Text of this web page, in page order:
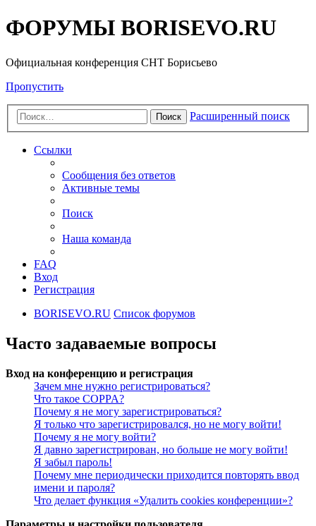
ФОРУМЫ BORISEVO.RU
Официальная конференция СНТ Борисьево
Пропустить
Поиск Расширенный поиск
Ссылки
Сообщения без ответов
Активные темы
Поиск
Наша команда
FAQ
Вход
Регистрация
BORISEVO.RU Список форумов
Часто задаваемые вопросы
Вход на конференцию и регистрация
Зачем мне нужно регистрироваться?
Что такое COPPA?
Почему я не могу зарегистрироваться?
Я только что зарегистрировался, но не могу войти!
Почему я не могу войти?
Я давно зарегистрирован, но больше не могу войти!
Я забыл пароль!
Почему мне периодически приходится повторять ввод
имени и пароля?
Что делает функция «Удалить cookies конференции»?